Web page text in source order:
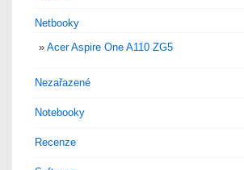
Netbooky
Acer Aspire One A110 ZG5
Nezařazené
Notebooky
Recenze